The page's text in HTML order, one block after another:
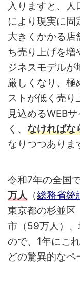
入りますと、人
により現実に固
大きくかかる店
ち売り上げを増
ジネスモデルが
厳しくなり、極
ストが低く売り
見込めるWEB
く、 なければな
なりつつありま
令和7年の全国
万人 （総務省統
東京都の杉並区
市（59万人）
ので、1年にこ
どの驚異的なペ